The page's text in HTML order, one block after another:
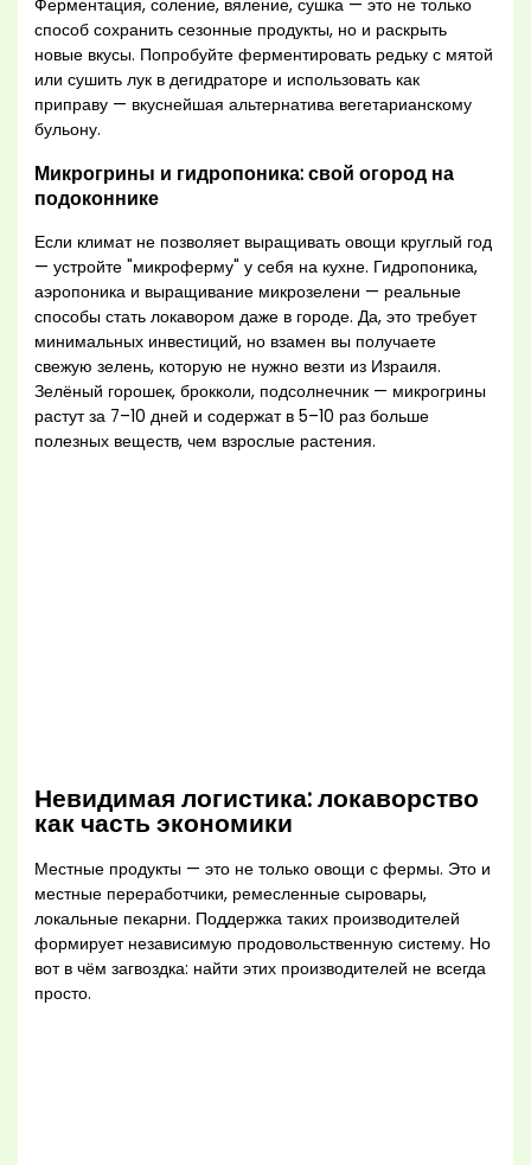
Ферментация, соление, вяление, сушка — это не только
способ сохранить сезонные продукты, но и раскрыть
новые вкусы. Попробуйте ферментировать редьку с мятой
или сушить лук в дегидраторе и использовать как
приправу — вкуснейшая альтернатива вегетарианскому
бульону.
Микрогрины и гидропоника: свой огород на
подоконнике
Если климат не позволяет выращивать овощи круглый год
— устройте "микроферму" у себя на кухне. Гидропоника,
аэропоника и выращивание микрозелени — реальные
способы стать локавором даже в городе. Да, это требует
минимальных инвестиций, но взамен вы получаете
свежую зелень, которую не нужно везти из Израиля.
Зелёный горошек, брокколи, подсолнечник — микрогрины
растут за 7–10 дней и содержат в 5–10 раз больше
полезных веществ, чем взрослые растения.
Невидимая логистика: локаворство
как часть экономики
Местные продукты — это не только овощи с фермы. Это и
местные переработчики, ремесленные сыровары,
локальные пекарни. Поддержка таких производителей
формирует независимую продовольственную систему. Но
вот в чём загвоздка: найти этих производителей не всегда
просто.